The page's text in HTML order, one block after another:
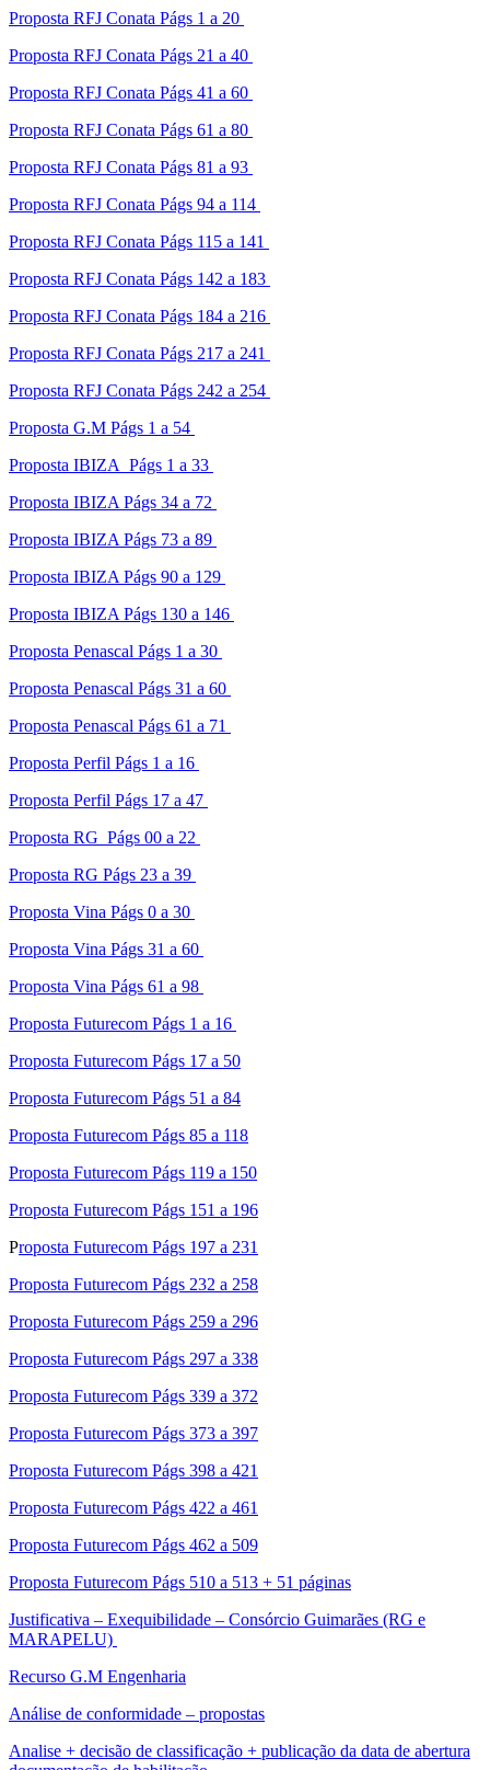
Proposta RFJ Conata Págs 1 a 20
Proposta RFJ Conata Págs 21 a 40
Proposta RFJ Conata Págs 41 a 60
Proposta RFJ Conata Págs 61 a 80
Proposta RFJ Conata Págs 81 a 93
Proposta RFJ Conata Págs 94 a 114
Proposta RFJ Conata Págs 115 a 141
Proposta RFJ Conata Págs 142 a 183
Proposta RFJ Conata Págs 184 a 216
Proposta RFJ Conata Págs 217 a 241
Proposta RFJ Conata Págs 242 a 254
Proposta G.M Págs 1 a 54
Proposta IBIZA Págs 1 a 33
Proposta IBIZA Págs 34 a 72
Proposta IBIZA Págs 73 a 89
Proposta IBIZA Págs 90 a 129
Proposta IBIZA Págs 130 a 146
Proposta Penascal Págs 1 a 30
Proposta Penascal Págs 31 a 60
Proposta Penascal Págs 61 a 71
Proposta Perfil Págs 1 a 16
Proposta Perfil Págs 17 a 47
Proposta RG Págs 00 a 22
Proposta RG Págs 23 a 39
Proposta Vina Págs 0 a 30
Proposta Vina Págs 31 a 60
Proposta Vina Págs 61 a 98
Proposta Futurecom Págs 1 a 16
Proposta Futurecom Págs 17 a 50
Proposta Futurecom Págs 51 a 84
Proposta Futurecom Págs 85 a 118
Proposta Futurecom Págs 119 a 150
Proposta Futurecom Págs 151 a 196
Proposta Futurecom Págs 197 a 231
Proposta Futurecom Págs 232 a 258
Proposta Futurecom Págs 259 a 296
Proposta Futurecom Págs 297 a 338
Proposta Futurecom Págs 339 a 372
Proposta Futurecom Págs 373 a 397
Proposta Futurecom Págs 398 a 421
Proposta Futurecom Págs 422 a 461
Proposta Futurecom Págs 462 a 509
Proposta Futurecom Págs 510 a 513 + 51 páginas
Justificativa – Exequibilidade – Consórcio Guimarães (RG e
MARAPELU)
Recurso G.M Engenharia
Análise de conformidade – propostas
Analise + decisão de classificação + publicação da data de abertura